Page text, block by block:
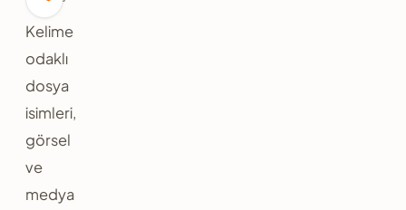
Kelime
odaklı
dosya
isimleri,
görsel
ve
medya